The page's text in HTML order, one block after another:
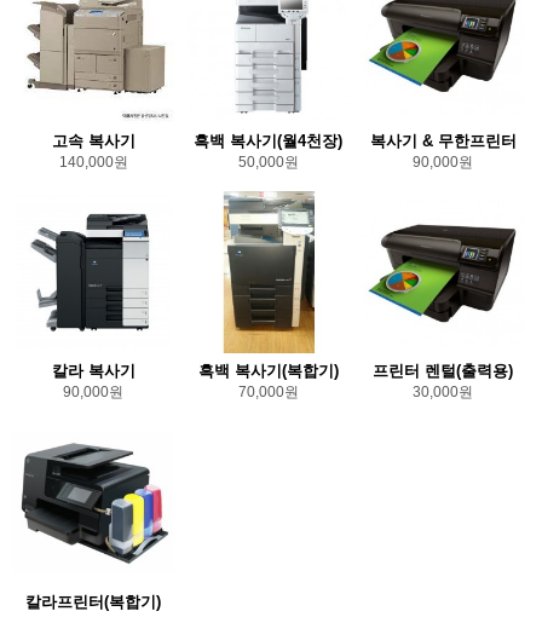
고속 복사기
140,000원
흑백 복사기(월4천장)
50,000원
복사기 & 무한프린터
90,000원
칼라 복사기
90,000원
흑백 복사기(복합기)
70,000원
프린터 렌털(출력용)
30,000원
칼라프린터(복합기)